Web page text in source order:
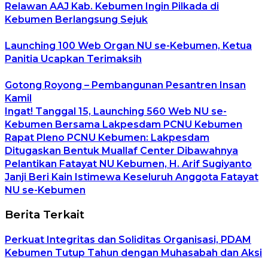
Relawan AAJ Kab. Kebumen Ingin Pilkada di
Kebumen Berlangsung Sejuk
Launching 100 Web Organ NU se-Kebumen, Ketua
Panitia Ucapkan Terimaksih
Gotong Royong – Pembangunan Pesantren Insan
Kamil
Ingat! Tanggal 15, Launching 560 Web NU se-
Kebumen Bersama Lakpesdam PCNU Kebumen
Rapat Pleno PCNU Kebumen: Lakpesdam
Ditugaskan Bentuk Muallaf Center Dibawahnya
Pelantikan Fatayat NU Kebumen, H. Arif Sugiyanto
Janji Beri Kain Istimewa Keseluruh Anggota Fatayat
NU se-Kebumen
Berita Terkait
Perkuat Integritas dan Soliditas Organisasi, PDAM
Kebumen Tutup Tahun dengan Muhasabah dan Aksi